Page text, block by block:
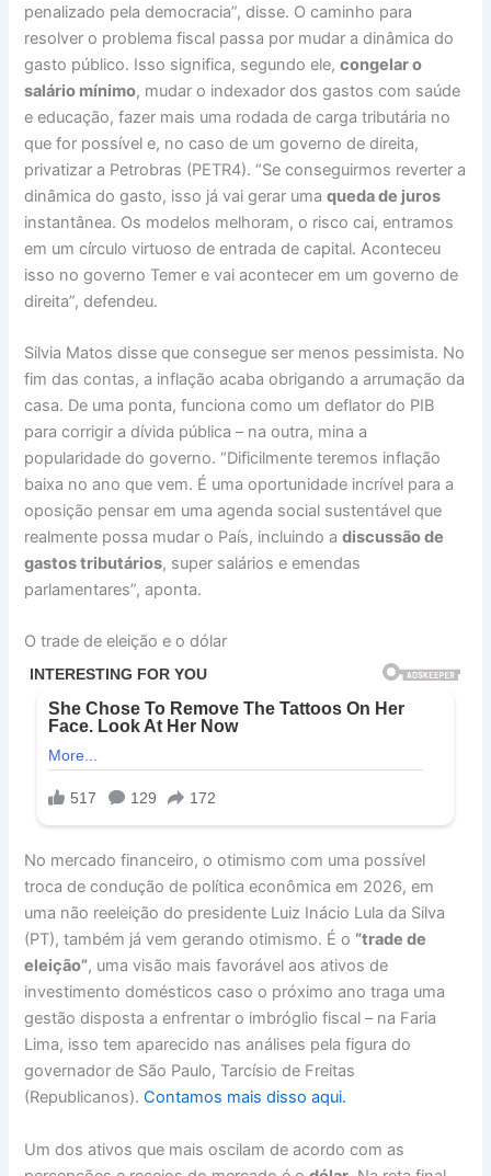
penalizado pela democracia”, disse. O caminho para
resolver o problema fiscal passa por mudar a dinâmica do
gasto público. Isso significa, segundo ele,congelar o
salário mínimo, mudar o indexador dos gastos com saúde
e educação, fazer mais uma rodada de carga tributária no
que for possível e, no caso de um governo de direita,
privatizar a Petrobras (PETR4). “Se conseguirmos reverter a
dinâmica do gasto, isso já vai gerar umaqueda de juros
instantânea. Os modelos melhoram, o risco cai, entramos
em um círculo virtuoso de entrada de capital. Aconteceu
isso no governo Temer e vai acontecer em um governo de
direita”, defendeu.
Silvia Matos disse que consegue ser menos pessimista. No
fim das contas, a inflação acaba obrigando a arrumação da
casa. De uma ponta, funciona como um deflator do PIB
para corrigir a dívida pública – na outra, mina a
popularidade do governo. “Dificilmente teremos inflação
baixa no ano que vem. É uma oportunidade incrível para a
oposição pensar em uma agenda social sustentável que
realmente possa mudar o País, incluindo adiscussão de
gastos tributários, super salários e emendas
parlamentares”, aponta.
O trade de eleição e o dólar
No mercado financeiro, o otimismo com uma possível
troca de condução de política econômica em 2026, em
uma não reeleição do presidente Luiz Inácio Lula da Silva
(PT), também já vem gerando otimismo. É o “trade de
eleição”, uma visão mais favorável aos ativos de
investimento domésticos caso o próximo ano traga uma
gestão disposta a enfrentar o imbróglio fiscal – na Faria
Lima, isso tem aparecido nas análises pela figura do
governador de São Paulo, Tarcísio de Freitas
(Republicanos).Contamos mais disso aqui.
Um dos ativos que mais oscilam de acordo com as